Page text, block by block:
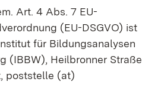
Art. 4 Abs. 7 EU-
(EU-DSGVO) ist
für Bildungsanalysen
(IBBW), Heilbronner Straße
poststelle (at)